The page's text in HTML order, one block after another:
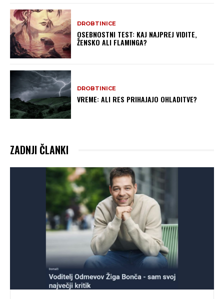
DROBTINICE
OSEBNOSTNI TEST: KAJ NAJPREJ VIDITE,
ŽENSKO ALI FLAMINGA?
DROBTINICE
VREME: ALI RES PRIHAJAJO OHLADITVE?
ZADNJI ČLANKI